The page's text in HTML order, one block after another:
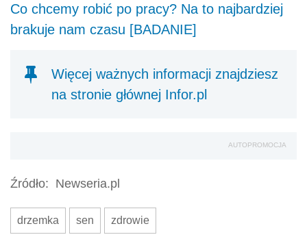
Co chcemy robić po pracy? Na to najbardziej
brakuje nam czasu [BADANIE]
Więcej ważnych informacji znajdziesz
na stronie głównej Infor.pl
AUTOPROMOCJA
Źródło: Newseria.pl
drzemka sen zdrowie